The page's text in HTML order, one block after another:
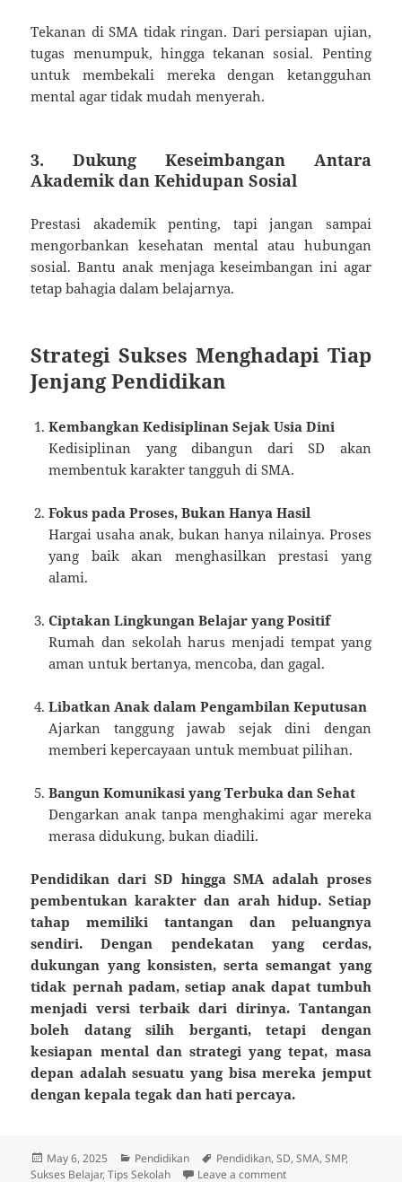
Tekanan di SMA tidak ringan. Dari persiapan ujian,
tugas menumpuk, hingga tekanan sosial. Penting
untuk membekali mereka dengan ketangguhan
mental agar tidak mudah menyerah.
3. Dukung Keseimbangan Antara
Akademik dan Kehidupan Sosial
Prestasi akademik penting, tapi jangan sampai
mengorbankan kesehatan mental atau hubungan
sosial. Bantu anak menjaga keseimbangan ini agar
tetap bahagia dalam belajarnya.
Strategi Sukses Menghadapi Tiap
Jenjang Pendidikan
Kembangkan Kedisiplinan Sejak Usia Dini
Kedisiplinan yang dibangun dari SD akan
membentuk karakter tangguh di SMA.
Fokus pada Proses, Bukan Hanya Hasil
Hargai usaha anak, bukan hanya nilainya. Proses
yang baik akan menghasilkan prestasi yang
alami.
Ciptakan Lingkungan Belajar yang Positif
Rumah dan sekolah harus menjadi tempat yang
aman untuk bertanya, mencoba, dan gagal.
Libatkan Anak dalam Pengambilan Keputusan
Ajarkan tanggung jawab sejak dini dengan
memberi kepercayaan untuk membuat pilihan.
Bangun Komunikasi yang Terbuka dan Sehat
Dengarkan anak tanpa menghakimi agar mereka
merasa didukung, bukan diadili.
Pendidikan dari SD hingga SMA adalah proses
pembentukan karakter dan arah hidup. Setiap
tahap memiliki tantangan dan peluangnya
sendiri. Dengan pendekatan yang cerdas,
dukungan yang konsisten, serta semangat yang
tidak pernah padam, setiap anak dapat tumbuh
menjadi versi terbaik dari dirinya. Tantangan
boleh datang silih berganti, tetapi dengan
kesiapan mental dan strategi yang tepat, masa
depan adalah sesuatu yang bisa mereka jemput
dengan kepala tegak dan hati percaya.
Posted
on
May 6, 2025 Categories
Pendidikan Tags
Pendidikan,SD,SMA,SMP,
Sukses Belajar,Tips Sekolah Leave a commenton SD Sampai SMA: